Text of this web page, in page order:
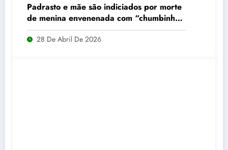
Padrasto e mãe são indiciados por morte
de menina envenenada com “chumbinho”
em Alto Horizonte
28 De Abril De 2026